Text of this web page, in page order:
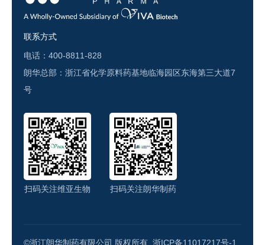
联系方式
电话：400-8811-828
朗华总部：浙江省化学原料药基地临海园区东海第三大道7
号
扫码关注维亚生物 扫码关注朗华制药
©浙江朗华制药有限公司 版权所有. 浙ICP备11017217号-1